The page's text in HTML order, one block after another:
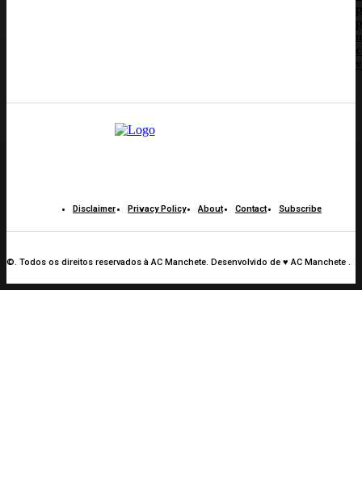
Disclaimer Privacy Policy About Contact Subscribe
©. Todos os direitos reservados à AC Manchete. Desenvolvido de ♥ AC Manchete .